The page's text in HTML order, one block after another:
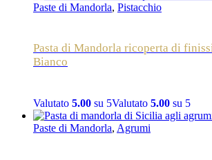
Paste di Mandorla, Pistacchio
Pasta di Mandorla ricoperta di
Bianco
Valutato 5.00 su 5Valutato 5.00 su 5
Paste di Mandorla, Agrumi